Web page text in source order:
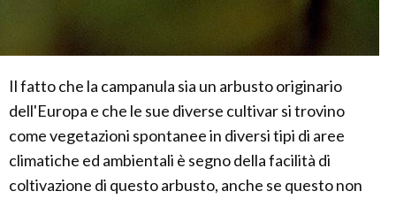
Il fatto che la campanula sia un arbusto originario
dell'Europa e che le sue diverse cultivar si trovino
come vegetazioni spontanee in diversi tipi di aree
climatiche ed ambientali è segno della facilità di
coltivazione di questo arbusto, anche se questo non